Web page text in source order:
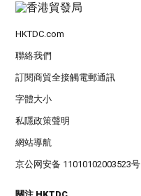
HKTDC.com
聯絡我們
訂閱商貿全接觸電郵通訊
字體大小
私隱政策聲明
網站導航
京公网安备 11010102003523号